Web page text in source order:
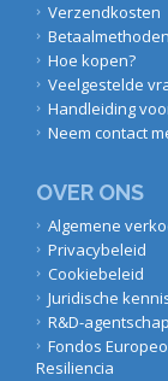
Verzendkosten
Betaalmethoden
Hoe kopen?
Veelgestelde
Handleiding
Neem contact
OVER ONS
Algemene
Privacybeleid
Cookiebeleid
Juridische
R&D-
Fondos
Resiliencia